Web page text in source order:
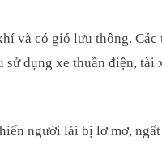
và có gió lưu thông.
dụng xe thuần điện, tài
người lái bị lơ mơ,